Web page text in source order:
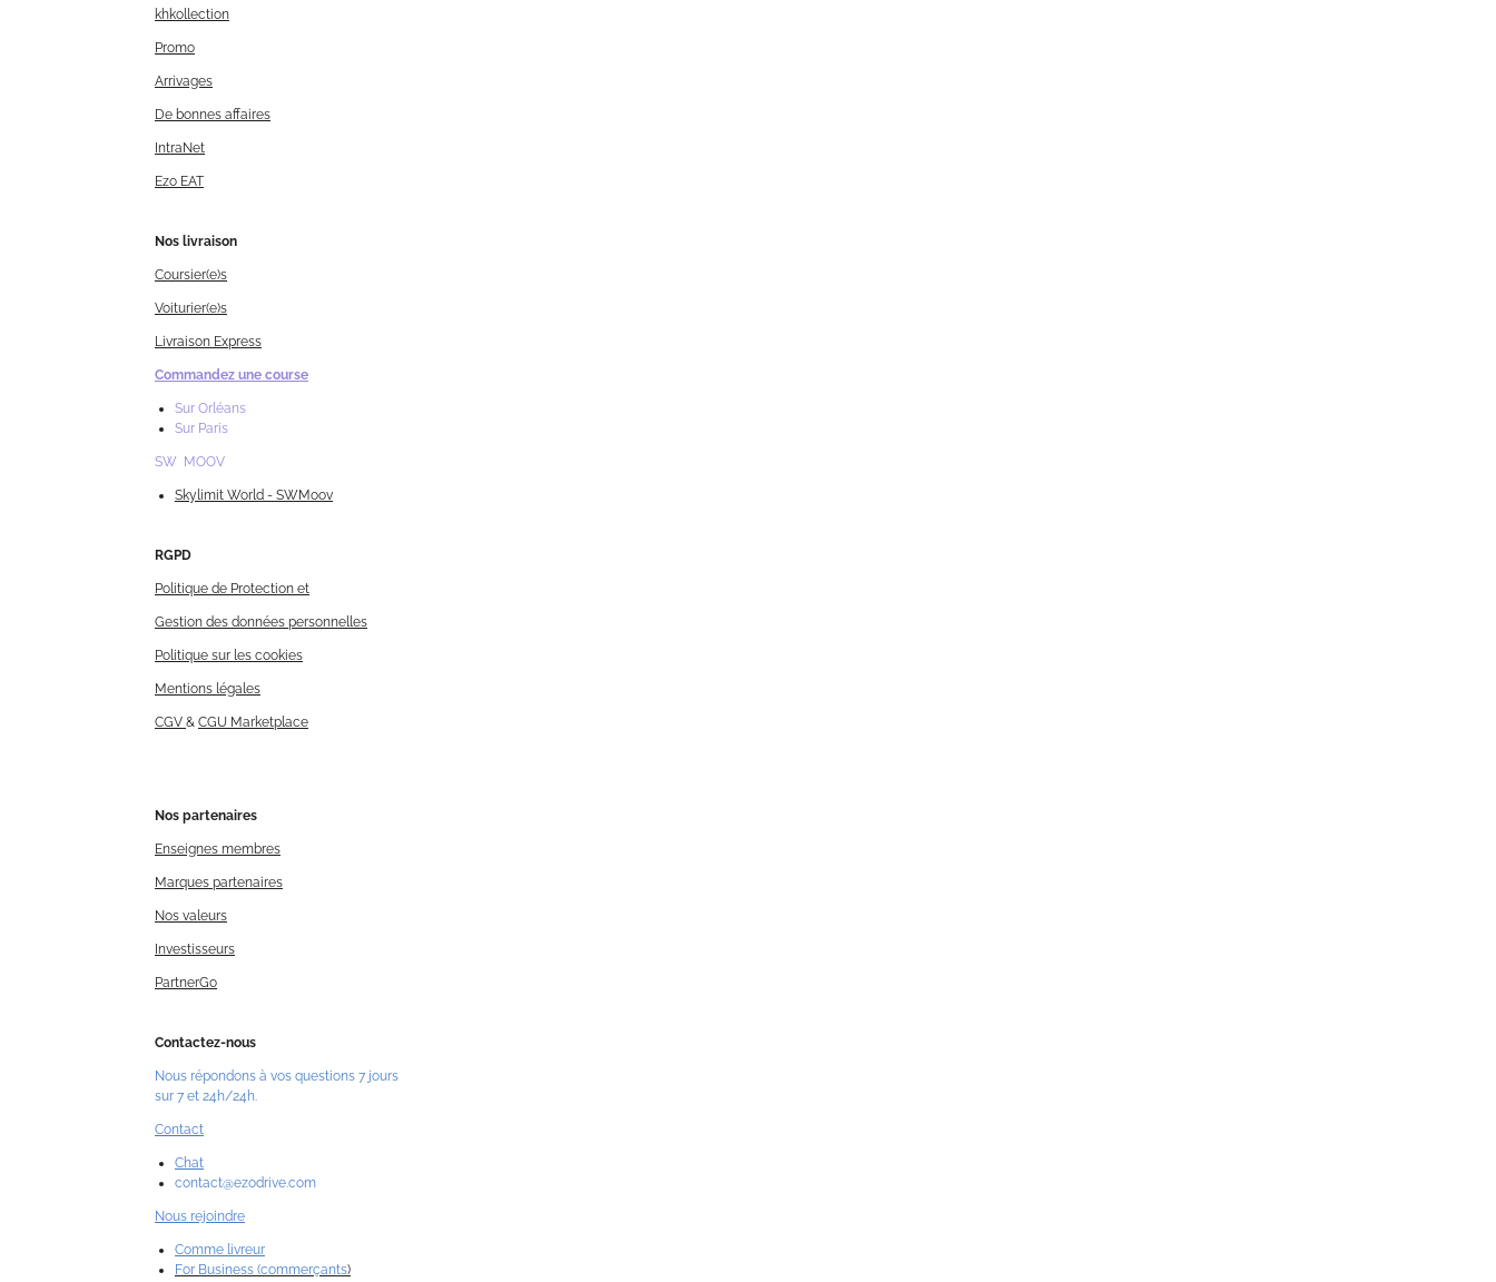
khkollection
Promo
Arrivages
De bonnes affaires
IntraNet
Ezo EAT
Nos livraison
Coursier(e)s
Voiturier(e)s
Livraison Express
Commandez une course
Sur Orléans
Sur Paris
SW MOOV
Skylimit World - SWMoov
RGPD
Politique de Protection et
Gestion des données personnelles
Politique sur les cookies
Mentions légales
CGV & CGU Marketplace
Nos partenaires
Enseignes membres
Marques partenaires
Nos valeurs
Investisseurs
PartnerGo
Contactez-nous
Nous répondons à vos questions 7 jours
sur 7 et 24h/24h.
Contact
Chat
contact@ezodrive.com
Nous rejoindre
Comme livreur
For Business (commerçants)